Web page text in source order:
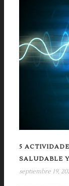
5
SALUDABLE
septiembre 19,